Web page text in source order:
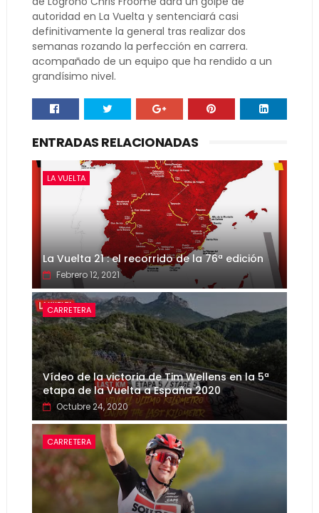
autoridad en La Vuelta y sentenciará casi
definitivamente la general tras realizar dos
semanas rozando la perfección en carrera.
acompañado de un equipo que ha rendido a un
grandísimo nivel.
ENTRADAS RELACIONADAS
LA VUELTA
La Vuelta 21 : el recorrido de la 76ª edición
Febrero 12, 2021
CARRETERA
Vídeo de la victoria de Tim Wellens en la 5ª
etapa de la Vuelta a España 2020
Octubre 24, 2020
CARRETERA